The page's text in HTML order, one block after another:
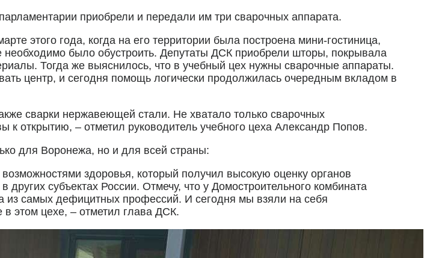
приобрели и передали им три сварочных аппарата.
этого года, когда на его территории была построена мини-гостиница,
было обустроить. Депутаты ДСК приобрели шторы, покрывала
Тогда же выяснилось, что в учебный цех нужны сварочные аппараты.
центр, и сегодня помощь логически продолжилась очередным вкладом в
сварки нержавеющей стали. Не хватало только сварочных
открытию, – отметил руководитель учебного цеха Александр Попов.
для Воронежа, но и для всей страны:
здоровья, который получил высокую оценку органов
субъектах России. Отмечу, что у Домостроительного комбината
из самых дефицитных профессий. И сегодня мы взяли на себя
в этом цехе, – отметил глава ДСК.